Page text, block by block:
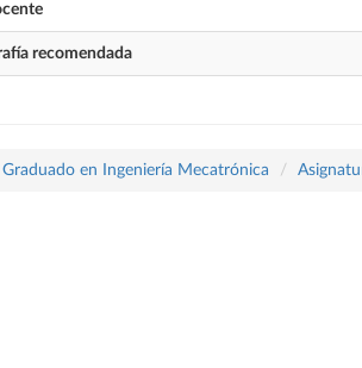
recomendada
Graduado en Ingeniería Mecatrónica